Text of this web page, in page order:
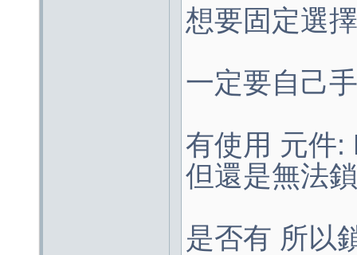
想要固定選
一定要自己
有使用 元件:
但還是無法
是否有 所以